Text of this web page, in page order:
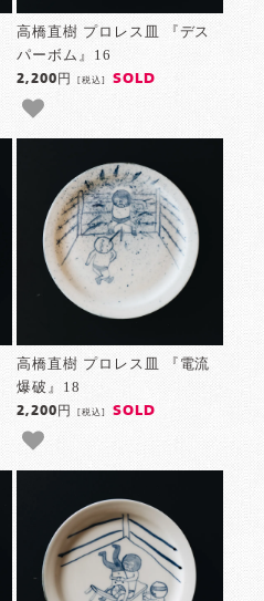
高橋直樹 プロレス皿 『デス
パーボム』16
2,200円 [税込] SOLD
高橋直樹 プロレス皿 『電流
爆破』18
2,200円 [税込] SOLD